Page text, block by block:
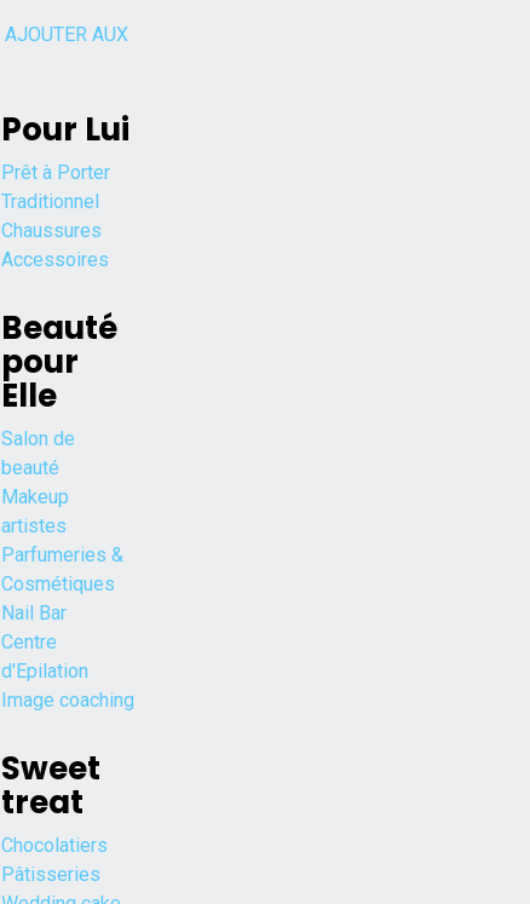
AJOUTER AUX
Pour Lui
Prêt à Porter
Traditionnel
Chaussures
Accessoires
Beauté
pour
Elle
Salon de
beauté
Makeup
artistes
Parfumeries &
Cosmétiques
Nail Bar
Centre
d'Epilation
Image coaching
Sweet
treat
Chocolatiers
Pâtisseries